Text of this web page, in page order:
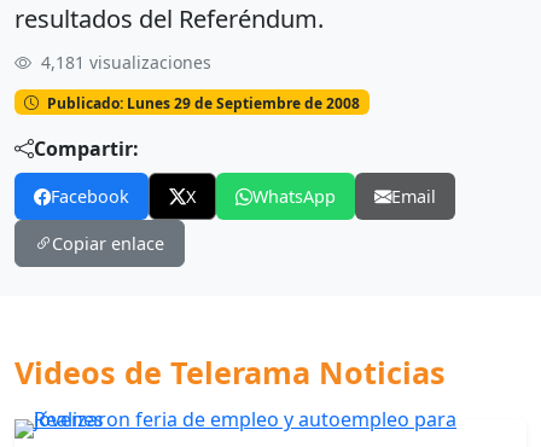
resultados del Referéndum.
4,181 visualizaciones
Publicado: Lunes 29 de Septiembre de 2008
Compartir:
Facebook X WhatsApp Email
Copiar enlace
Videos de Telerama Noticias